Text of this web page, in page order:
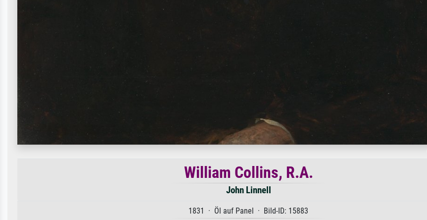
William Collins, R.A.
John Linnell
1831 · Öl auf Panel · Bild-ID: 15883